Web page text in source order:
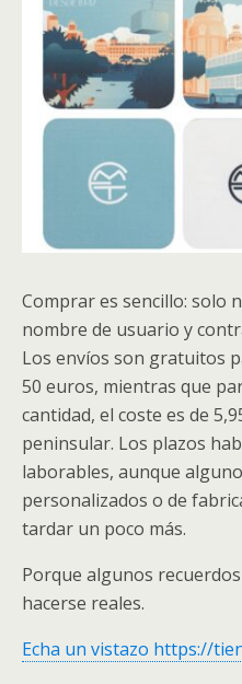
Comprar es sencillo: solo
nombre de usuario y
Los envíos son gratuitos
50 euros, mientras que
cantidad, el coste es de
peninsular. Los plazos
laborables, aunque
personalizados o de
tardar un poco más.
Porque algunos
hacerse reales.
Echa un vistazo https://